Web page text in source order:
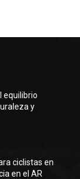
equilibrio
y
ciclistas en
en el AR